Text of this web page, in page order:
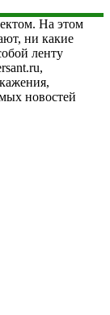
На этом
ни какие
ленту
новостей